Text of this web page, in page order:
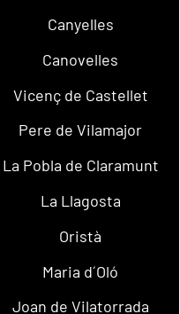
Canyelles
Canovelles
Vicenç de Castellet
Pere de Vilamajor
La Pobla de Claramunt
La Llagosta
Oristà
Maria d´Oló
Joan de Vilatorrada